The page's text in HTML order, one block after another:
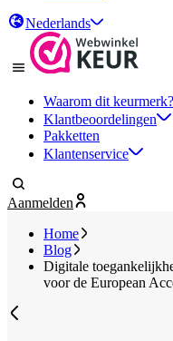
Nederlands
Waarom dit keurmerk?
Klantbeoordelingen
Pakketten
Klantenservice
Aanmelden
Home
Blog
Digitale
voor de European